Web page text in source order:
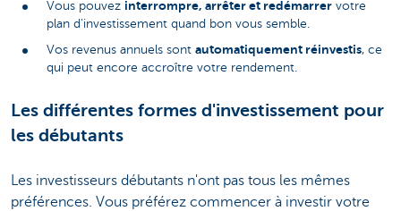
Vous pouvez interrompre, arrêter et redémarrer votre
plan d'investissement quand bon vous semble.
Vos revenus annuels sont automatiquement réinvestis, ce
qui peut encore accroître votre rendement.
Les différentes formes d'investissement pour
les débutants
Les investisseurs débutants n'ont pas tous les mêmes
préférences. Vous préférez commencer à investir votre